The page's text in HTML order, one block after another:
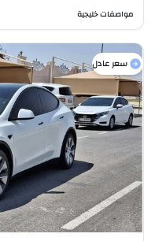
مواصفات خليجية
سعر عادل